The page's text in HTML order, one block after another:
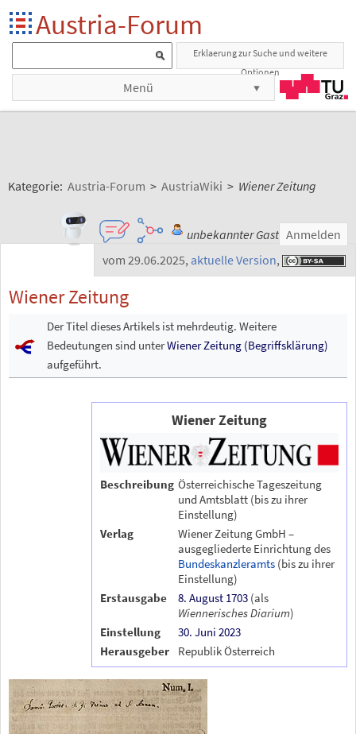
Austria-Forum
Erklaerung zur Suche und weitere
Optionen
Menü
Kategorie: Austria-Forum > AustriaWiki > Wiener Zeitung
unbekannter Gast Anmelden
vom 29.06.2025, aktuelle Version,
Wiener Zeitung
Der Titel dieses Artikels ist mehrdeutig. Weitere
Bedeutungen sind unterWiener Zeitung (Begriffsklärung)
aufgeführt.
Wiener Zeitung
Beschreibung Österreichische Tageszeitung
und Amtsblatt (bis zu ihrer
Einstellung)
Verlag
Wiener Zeitung GmbH –
ausgegliederte Einrichtung des
Bundeskanzleramts (bis zu ihrer
Einstellung)
Erstausgabe
8. August 1703 (als
Wiennerisches Diarium)
Einstellung
30. Juni 2023
Herausgeber
Republik Österreich